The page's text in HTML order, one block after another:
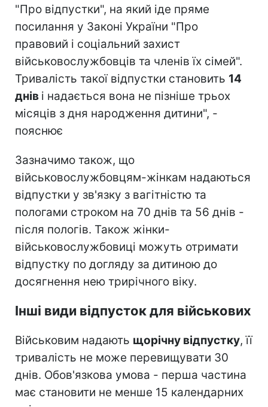
"Про відпустки", на який іде пряме
посилання у Законі України "Про
правовий і соціальний захист
військовослужбовців та членів їх сімей".
Тривалість такої відпустки становить 14
днів і надається вона не пізніше трьох
місяців з дня народження дитини", -
пояснює
Зазначимо також, що
військовослужбовцям-жінкам надаються
відпустки у зв'язку з вагітністю та
пологами строком на 70 днів та 56 днів -
після пологів. Також жінки-
військовослужбовиці можуть отримати
відпустку по догляду за дитиною до
досягнення нею трирічного віку.
Інші види відпусток для військових
Військовим надають щорічну відпустку, її
тривалість не може перевищувати 30
днів. Обов'язкова умова - перша частина
має становити не менше 15 календарних